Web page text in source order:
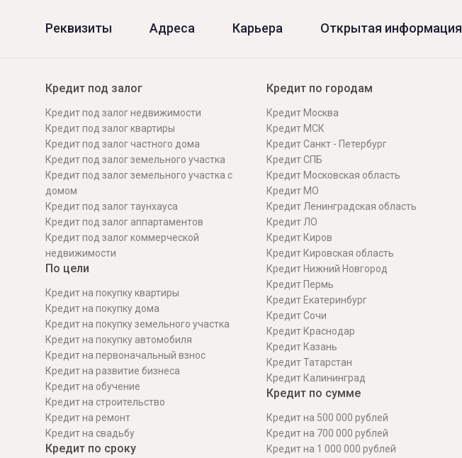
Реквизиты Адреса Карьера Открытая информация
Кредит под залог
Кредит под залог недвижимости
Кредит под залог квартиры
Кредит под залог частного дома
Кредит под залог земельного участка
Кредит под залог земельного участка с
домом
Кредит под залог таунхауса
Кредит под залог аппартаментов
Кредит под залог коммерческой
недвижимости
По цели
Кредит на покупку квартиры
Кредит на покупку дома
Кредит на покупку земельного участка
Кредит на покупку автомобиля
Кредит на первоначальный взнос
Кредит на развитие бизнеса
Кредит на обучение
Кредит на строительcтво
Кредит на ремонт
Кредит на свадьбу
Кредит по сроку
Кредит по городам
Кредит Москва
Кредит МСК
Кредит Санкт - Петербург
Кредит СПБ
Кредит Московская область
Кредит МО
Кредит Ленинградская область
Кредит ЛО
Кредит Киров
Кредит Кировская область
Кредит Нижний Новгород
Кредит Пермь
Кредит Екатеринбург
Кредит Сочи
Кредит Краснодар
Кредит Казань
Кредит Татарстан
Кредит Калининград
Кредит по сумме
Кредит на 500 000 рублей
Кредит на 700 000 рублей
Кредит на 1 000 000 рублей